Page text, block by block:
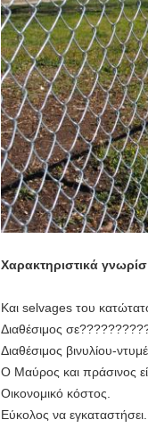
Χαρακτηριστικά
Και selvages του
Διαθέσιμος
Διαθέσιμος βινυλίου-
Ο Μαύρος και πράσινος
Οικονομικό κόστος.
Εύκολος να εγκαταστήσει.